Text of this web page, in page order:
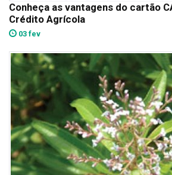
Conheça as vantagens do cartão
Crédito Agrícola
03 fev